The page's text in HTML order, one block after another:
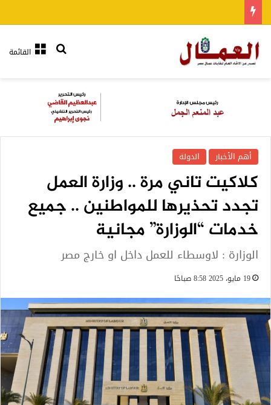
القائمةبحث عن
أهم الأخبار الدولة
كلاكيت تاني مرة .. وزارة العمل
تجدد تحذيرها للمواطنين .. جميع
خدمات “الوزارة” مجانية
الوزارة : لاوسطاء للعمل داخل او خارج مصر
19 مايو، 2025 8:58 صباحًا